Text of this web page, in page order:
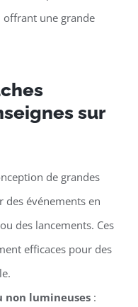
offrant une grande
sur
de grandes
des événements en
des lancements. Ces
efficaces pour des
non lumineuses: